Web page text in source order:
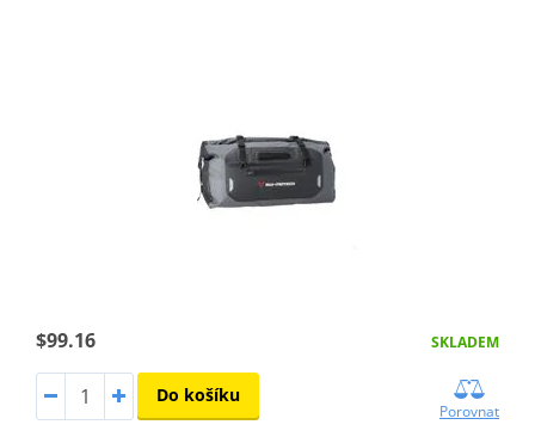
$99.16 SKLADEM
Do košíku
Porovnat